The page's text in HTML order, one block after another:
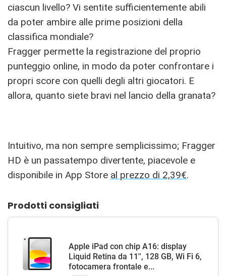
ciascun livello? Vi sentite sufficientemente abili
da poter ambire alle prime posizioni della
classifica mondiale?
Fragger permette la registrazione del proprio
punteggio online, in modo da poter confrontare i
propri score con quelli degli altri giocatori. E
allora, quanto siete bravi nel lancio della granata?
Intuitivo, ma non sempre semplicissimo; Fragger
HD è un passatempo divertente, piacevole e
disponibile in App Store al prezzo di 2,39€.
Prodotti consigliati
Apple iPad con chip A16: display
Liquid Retina da 11'', 128 GB, Wi Fi 6,
fotocamera frontale e...